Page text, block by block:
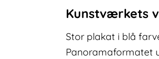
Kunstværkets
Stor plakat i blå
Panoramaformatet